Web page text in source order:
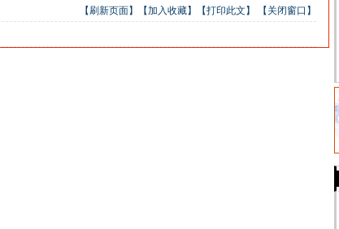
【刷新页面】 【加入收藏】 【打印此文】 【关闭窗口】